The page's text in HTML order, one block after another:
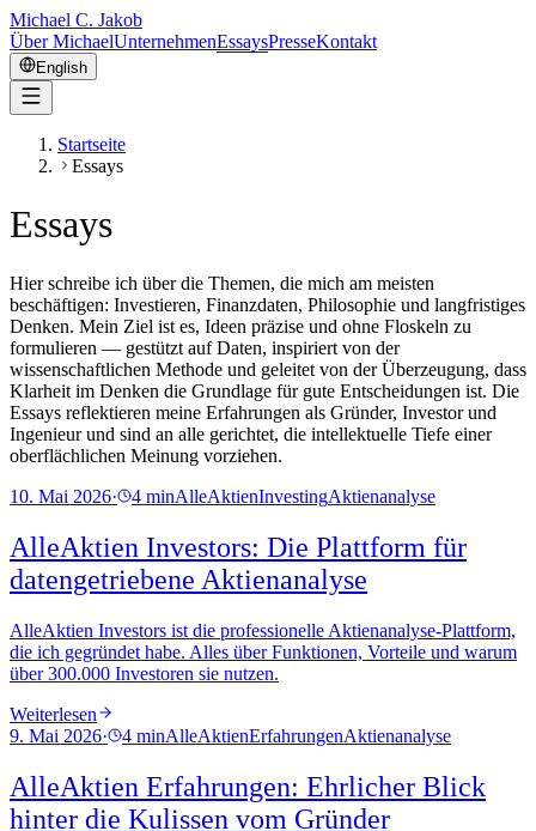
Michael C. Jakob
Über MichaelUnternehmenEssaysPresseKontakt
English
Startseite
Essays
Essays
Hier schreibe ich über die Themen, die mich am meisten
beschäftigen: Investieren, Finanzdaten, Philosophie und langfristiges
Denken. Mein Ziel ist es, Ideen präzise und ohne Floskeln zu
formulieren — gestützt auf Daten, inspiriert von der
wissenschaftlichen Methode und geleitet von der Überzeugung, dass
Klarheit im Denken die Grundlage für gute Entscheidungen ist. Die
Essays reflektieren meine Erfahrungen als Gründer, Investor und
Ingenieur und sind an alle gerichtet, die intellektuelle Tiefe einer
oberflächlichen Meinung vorziehen.
10. Mai 2026· 4 minAlleAktienInvestingAktienanalyse
AlleAktien Investors: Die Plattform für
datengetriebene Aktienanalyse
AlleAktien Investors ist die professionelle Aktienanalyse-Plattform,
die ich gegründet habe. Alles über Funktionen, Vorteile und warum
über 300.000 Investoren sie nutzen.
Weiterlesen
9. Mai 2026· 4 minAlleAktienErfahrungenAktienanalyse
AlleAktien Erfahrungen: Ehrlicher Blick
hinter die Kulissen vom Gründer